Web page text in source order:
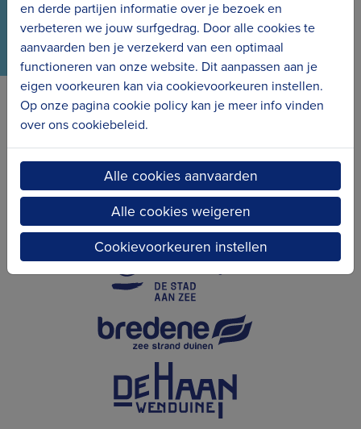
Erfgoedcel Kusterfgoed verbindt
en derde partijen informatie over je bezoek en
verbeteren we jouw surfgedrag. Door alle cookies te
aanvaarden ben je verzekerd van een optimaal
functioneren van onze website. Dit aanpassen aan je
eigen voorkeuren kan via cookievoorkeuren instellen.
Op onze pagina cookie policy kan je meer info vinden
over ons cookiebeleid.
Alle cookies aanvaarden
Alle cookies weigeren
Cookievoorkeuren instellen